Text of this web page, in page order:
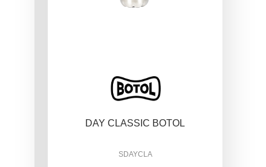
DAY CLASSIC BOTOL
SDAYCLA